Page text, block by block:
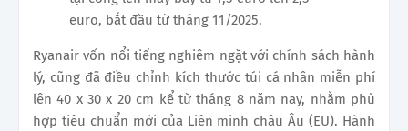
euro, bắt đầu từ tháng 11/2025.
Ryanair vốn nổi tiếng nghiêm ngặt với chính sách hành
lý, cũng đã điều chỉnh kích thước túi cá nhân miễn phí
lên 40 x 30 x 20 cm kể từ tháng 8 năm nay, nhằm phù
hợp tiêu chuẩn mới của Liên minh châu Âu (EU). Hành